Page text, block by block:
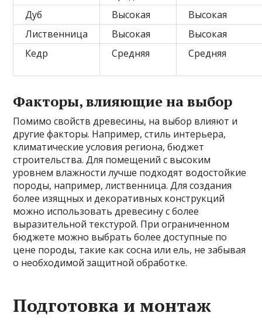
Дуб
Высокая
Высокая
Лиственница
Высокая
Высокая
Кедр
Средняя Средняя
Факторы, влияющие на выбор
Помимо свойств древесины, на выбор влияют и
другие факторы. Например, стиль интерьера,
климатические условия региона, бюджет
строительства. Для помещений с высоким
уровнем влажности лучше подходят водостойкие
породы, например, лиственница. Для создания
более изящных и декоративных конструкций
можно использовать древесину с более
выразительной текстурой. При ограниченном
бюджете можно выбрать более доступные по
цене породы, такие как сосна или ель, не забывая
о необходимой защитной обработке.
Подготовка и монтаж